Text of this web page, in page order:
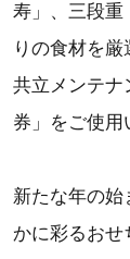
寿」、三段重
りの食材を厳
共立メンテナ
券」をご使用
新たな年の
かに彩るおせ